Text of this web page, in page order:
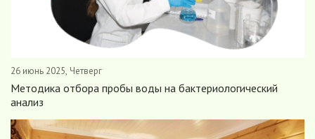
26 июнь 2025, Четверг
Методика отбора пробы воды на бактериологический
анализ